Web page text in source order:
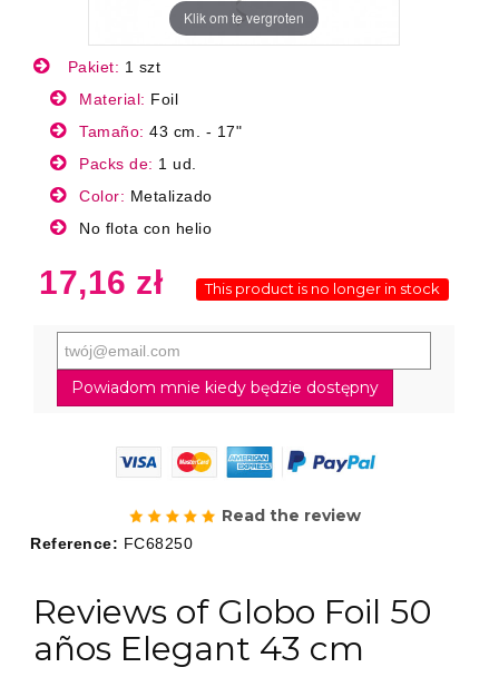
Klik om te vergroten
Pakiet: 1 szt
Material: Foil
Tamaño: 43 cm. - 17"
Packs de: 1 ud.
Color: Metalizado
No flota con helio
17,16 zł This product is no longer in stock
Powiadom mnie kiedy będzie dostępny
Read the review
Reference: FC68250
Reviews of Globo Foil 50
años Elegant 43 cm